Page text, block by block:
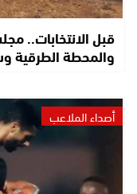
قبل الانتخابات..
والمحطة الطرقية
أصداء الملاعب